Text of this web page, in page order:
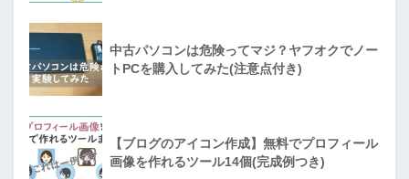
中古パソコンは危険ってマジ？ヤフオクでノー
トPCを購入してみた(注意点付き)
【ブログのアイコン作成】無料でプロフィール
画像を作れるツール14個(完成例つき)